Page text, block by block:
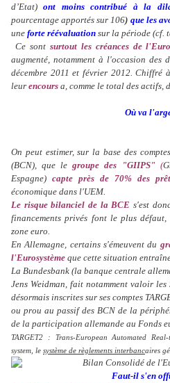
d’Etat)ont moins contribué à la
pourcentage apportés sur 106) que les
une forte réévaluation sur la période (cf.
Ce sont surtout les créances de
augmenté, notamment à l'occasion des
décembre 2011 et février 2012. Chiffré à
leur encours a, comme le total des actifs,
Où va
On peut estimer, sur la base des
(BCN), que legroupe des "GIIPS"(
Espagne) capte près de 70% des
économique dans l'UEM.
Le risque bilanciel de la BCE s'est
financements privés font le plus
zone euro.
En Allemagne, certains s'émeuvent du
l'Eurosystème que cette situation
La Bundesbank (la banque centrale
Jens Weidman, fait notamment valoir
désormais inscrites sur ses comptes
ou prou au passif des BCN de la
de la participation allemande au Fonds
TARGET2 : Trans-European Automated
system, le système de règlements interbancaires
Faut-il s'en